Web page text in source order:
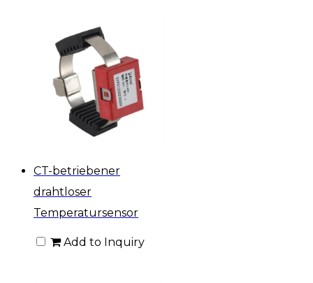
CT-betriebener
drahtloser
Temperatursensor
Add to Inquiry